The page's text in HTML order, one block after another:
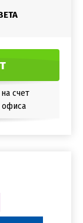
на счет
офиса